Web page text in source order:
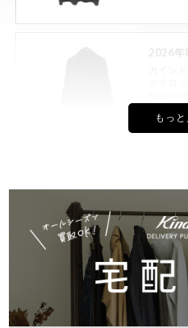
2026年
カイン
L03-